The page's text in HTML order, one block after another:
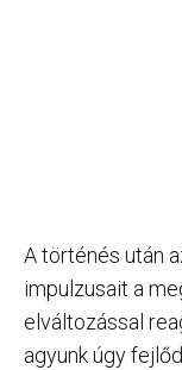
A történés után
impulzusait a
elváltozással
agyunk úgy